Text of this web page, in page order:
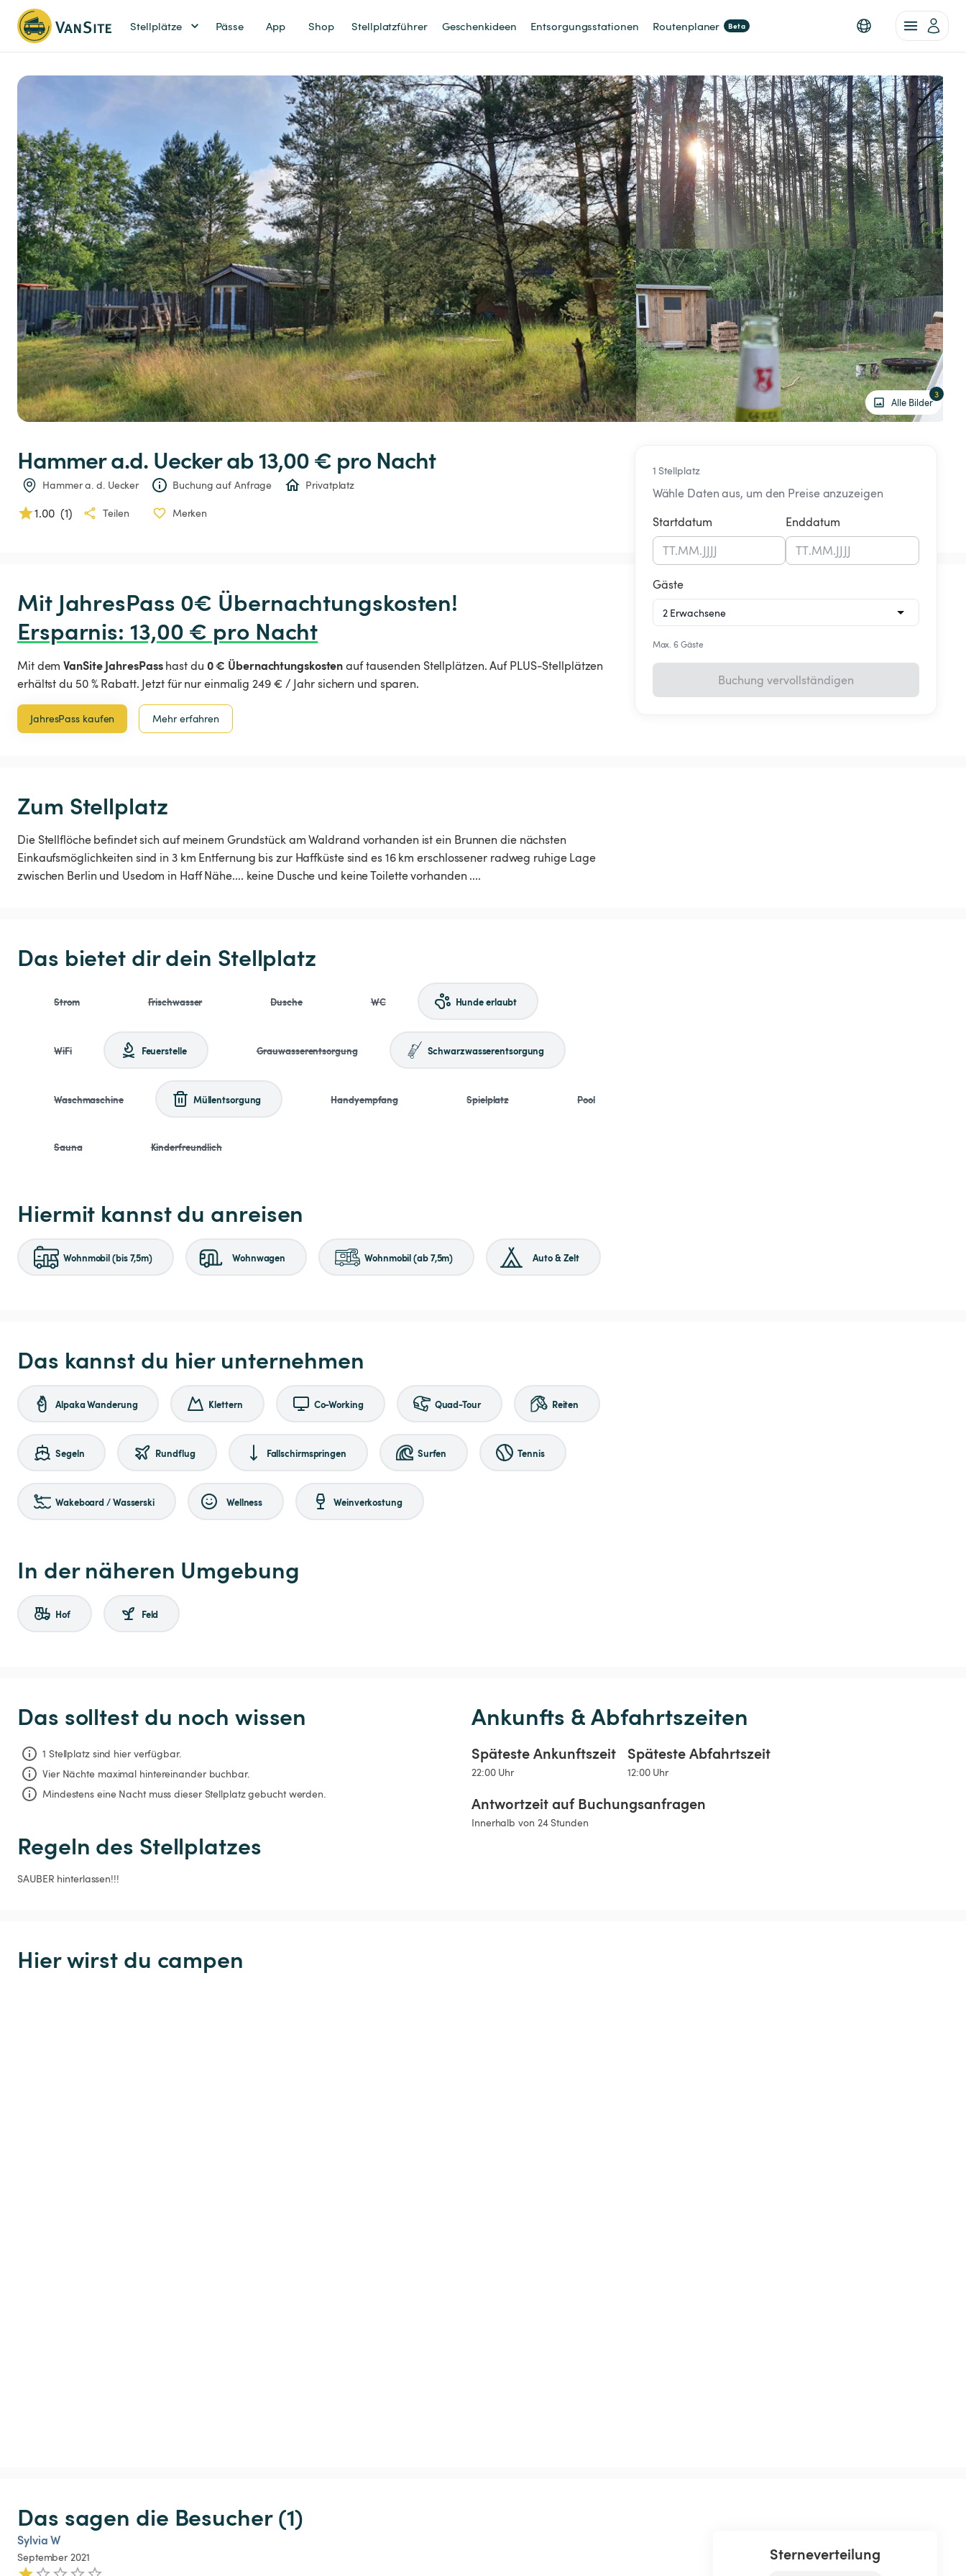
Stellplätze Pässe App Shop Stellplatzführer Geschenkideen Entsorgungsstationen Routenplaner Beta
Alle Bilder
3
Hammera.d. Uecker ab 13,00 € pro Nacht
Hammer a. d. Uecker Buchung auf Anfrage Privatplatz
1.00 (1) Teilen Merken
1 Stellplatz
Wähle Daten aus, um den Preise anzuzeigen
Startdatum
TT.MM.JJJJ
Enddatum
TT.MM.JJJJ
Gäste
Max. 6 Gäste
Buchung vervollständigen
Ersparnis: 13,00 € pro Nacht
Mit demVanSite JahresPasshast du 0 € Übernachtungskostenauf tausenden Stellplätzen. Auf PLUS-Stellplätzen
erhältst du 50 % Rabatt. Jetzt für nur einmalig 249 € / Jahr sichern und sparen.
JahresPass kaufen Mehr erfahren
Zum Stellplatz
Die Stellflöche befindet sich auf meinem Grundstück am Waldrand vorhanden ist ein Brunnen die nächsten
Einkaufsmöglichkeiten sind in 3 km Entfernung bis zur Haffküste sind es 16 km erschlossener radweg ruhige Lage
zwischen Berlin und Usedom in Haff Nähe.... keine Dusche und keine Toilette vorhanden ....
Das bietet dir dein Stellplatz
Strom Frischwasser Dusche WC Hunde erlaubt
WiFi Feuerstelle Grauwasserentsorgung Schwarzwasserentsorgung
Waschmaschine Müllentsorgung Handyempfang Spielplatz Pool
Sauna Kinderfreundlich
Hiermit kannst du anreisen
Wohnmobil (bis 7,5m) Wohnwagen Wohnmobil (ab 7,5m) Auto & Zelt
Das kannst du hier unternehmen
Alpaka Wanderung Klettern Co-Working Quad-Tour Reiten
Segeln Rundflug Fallschirmspringen Surfen Tennis
Wakeboard / Wasserski Wellness Weinverkostung
In der näheren Umgebung
Hof Feld
Das solltest du noch wissen
1 Stellplatz sind hier verfügbar.
Vier Nächte maximal hintereinander buchbar.
Mindestens eine Nacht muss dieser Stellplatz gebucht werden.
Ankunfts & Abfahrtszeiten
Späteste Ankunftszeit
22:00 Uhr
Späteste Abfahrtszeit
12:00 Uhr
Antwortzeit auf Buchungsanfragen
Innerhalb von 24 Stunden
Regeln des Stellplatzes
SAUBER hinterlassen!!!
Hier wirst du campen
Das sagen die Besucher (1)
Sylvia W
September 2021 Sterneverteilung